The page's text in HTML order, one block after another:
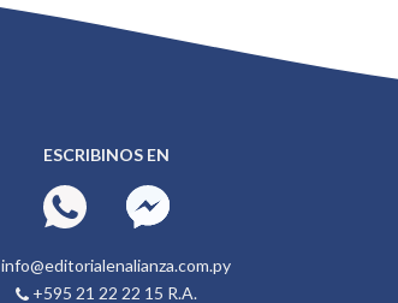
ESCRIBINOS EN
info@editorialenalianza.com.py
+595 21 22 22 15 R.A.